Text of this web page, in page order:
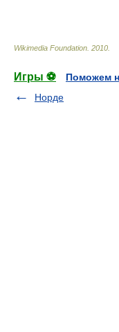
Wikimedia Foundation 2010
Игры ⚽
Поможем
Норде